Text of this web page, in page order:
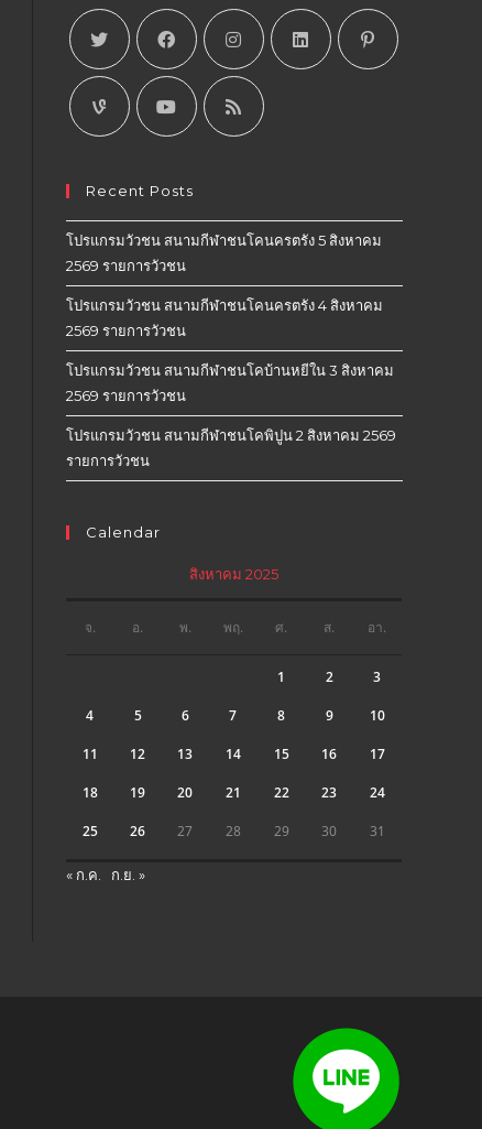
Recent Posts
โปรแกรมวัวชน สนามกีฬาชนโคนครตรัง 5 สิงหาคม
2569 รายการวัวชน
โปรแกรมวัวชน สนามกีฬาชนโคนครตรัง 4 สิงหาคม
2569 รายการวัวชน
โปรแกรมวัวชน สนามกีฬาชนโคบ้านหยีใน 3 สิงหาคม
2569 รายการวัวชน
โปรแกรมวัวชน สนามกีฬาชนโคพิปูน 2 สิงหาคม 2569
รายการวัวชน
Calendar
สิงหาคม 2025
จ. อ. พ. พฤ. ศ. ส. อา.
1 2 3
4 5 6 7 8 9 10
11 12 13 14 15 16 17
18 19 20 21 22 23 24
25 26 27 28 29 30 31
« ก.ค. ก.ย. »